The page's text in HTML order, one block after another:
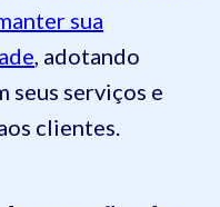
sua
, adotando
seus serviços e
clientes.